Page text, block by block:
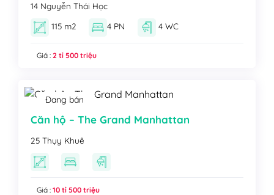
14 Nguyễn Thái Học
115 m2
4 PN 4 WC
Giá : 2 tỉ 500 triệu
Đang bán
Căn hộ – The Grand Manhattan
25 Thụy Khuê
Giá : 10 tỉ 500 triệu